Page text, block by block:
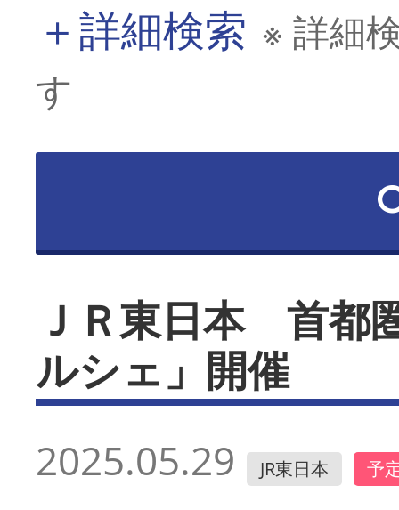
＋詳細検索 ※ 詳細
す
ＪＲ東日本 首都
ルシェ」開催
2025.05.29 JR東日本 予